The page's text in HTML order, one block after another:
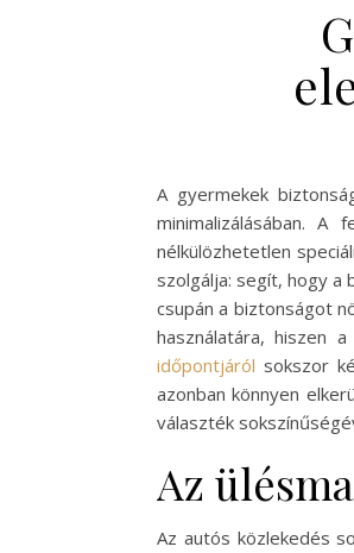
A gyermekek
minimalizálásában.
nélkülözhetetlen
szolgálja: segít, hogy a
csupán a biztonságot
használatára, hiszen
időpontjáról sokszor
azonban könnyen
választék
Az
Az autós közlekedés